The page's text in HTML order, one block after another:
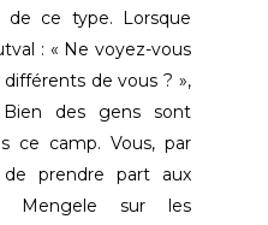
ce type. Lorsque
: « Ne voyez-vous
de vous ? »,
des gens sont
ce camp. Vous, par
prendre part aux
Mengele sur les